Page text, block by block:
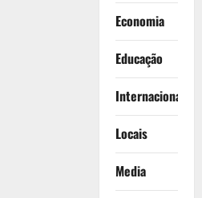
Economia
Educação
Internacionais
Locais
Media